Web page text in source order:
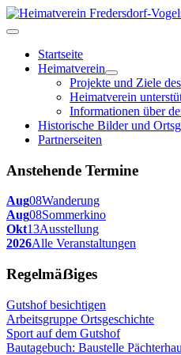
Startseite
Heimatverein
Projekte und Ziele
Heimatverein
Informationen über
Historische Bilder und
Partnerseiten
Anstehende Termine
Aug08Wanderung
Aug08Sommerkino
Okt13Ausstellung
2026Alle Veranstaltungen
Regelmäẞiges
Gutshof besichtigen
Arbeitsgruppe Ortsgeschichte
Sport auf dem Gutshof
Bautagebuch: Baustelle